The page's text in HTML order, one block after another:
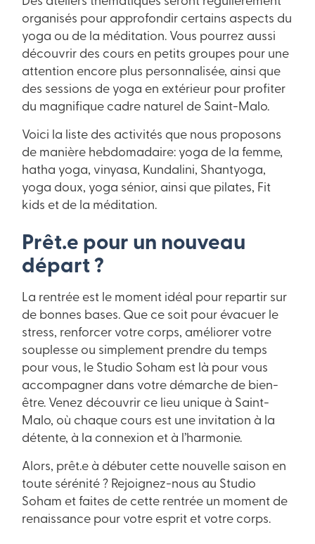
organisés pour approfondir certains aspects du
yoga ou de la méditation. Vous pourrez aussi
découvrir des cours en petits groupes pour une
attention encore plus personnalisée, ainsi que
des sessions de yoga en extérieur pour profiter
du magnifique cadre naturel de Saint-Malo.
Voici la liste des activités que nous proposons
de manière hebdomadaire: yoga de la femme,
hatha yoga, vinyasa, Kundalini, Shantyoga,
yoga doux, yoga sénior, ainsi que pilates, Fit
kids et de la méditation.
Prêt.e pour un nouveau
départ ?
La rentrée est le moment idéal pour repartir sur
de bonnes bases. Que ce soit pour évacuer le
stress, renforcer votre corps, améliorer votre
souplesse ou simplement prendre du temps
pour vous, le Studio Soham est là pour vous
accompagner dans votre démarche de bien-
être. Venez découvrir ce lieu unique à Saint-
Malo, où chaque cours est une invitation à la
détente, à la connexion et à l’harmonie.
Alors, prêt.e à débuter cette nouvelle saison en
toute sérénité ? Rejoignez-nous au Studio
Soham et faites de cette rentrée un moment de
renaissance pour votre esprit et votre corps.